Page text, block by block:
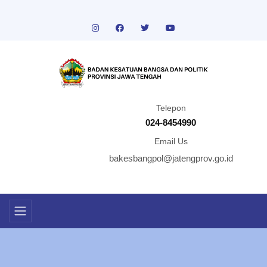
Telepon
024-8454990
Email Us
bakesbangpol@jatengprov.go.id